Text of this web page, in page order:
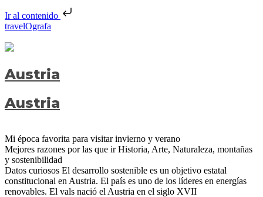
Ir al contenido
travelOgrafa
Austria
Austria
Mi época favorita para visitarinvierno y verano
Mejores razones por las que irHistoria, Arte, Naturaleza, montañas
y sostenibilidad
Datos curiosos El desarrollo sostenible es un objetivo estatal
constitucional en Austria. El país es uno de los líderes en energías
renovables. El vals nació el Austria en el siglo XVII